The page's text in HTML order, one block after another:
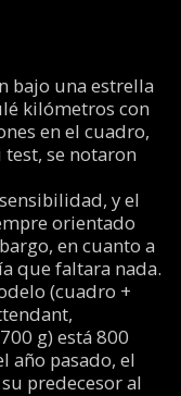
bajo una estrella
kilómetros con
en el cuadro,
se notaron
y el
orientado
en cuanto a
que faltara nada.
(cuadro +
g) está 800
año pasado, el
predecesor al